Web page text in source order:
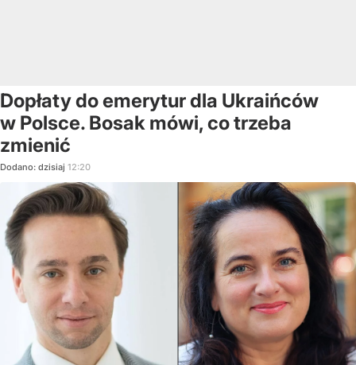
Dopłaty do emerytur dla Ukraińców
w Polsce. Bosak mówi, co trzeba
zmienić
Dodano: dzisiaj 12:20